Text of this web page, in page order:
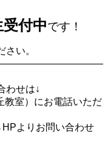
受付中です！
い。
わせは↓
教室）にお電話いただ
よりお問い合わせ